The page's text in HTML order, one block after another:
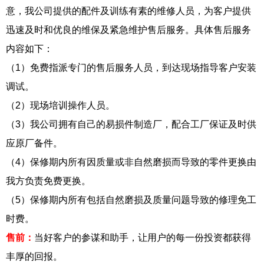
意，我公司提供的配件及训练有素的维修人员，为客户提供
迅速及时和优良的维保及紧急维护售后服务。具体售后服务
内容如下：
（1）免费指派专门的售后服务人员，到达现场指导客户安装
调试。
（2）现场培训操作人员。
（3）我公司拥有自己的易损件制造厂，配合工厂保证及时供
应原厂备件。
（4）保修期内所有因质量或非自然磨损而导致的零件更换由
我方负责免费更换。
（5）保修期内所有包括自然磨损及质量问题导致的修理免工
时费。
售前： 当好客户的参谋和助手，让用户的每一份投资都获得
丰厚的回报。